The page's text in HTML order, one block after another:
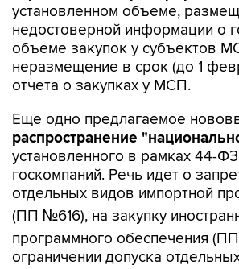
установленном объеме,
недостоверной информации о
объеме закупок у субъектов
неразмещение в срок (до 1
отчета о закупках у МСП.
Еще одно предлагаемое
распространение
установленного в рамках 44-
госкомпаний. Речь идет о
отдельных видов импортной
(ПП №616), на закупку
программного обеспечения
ограничении допуска